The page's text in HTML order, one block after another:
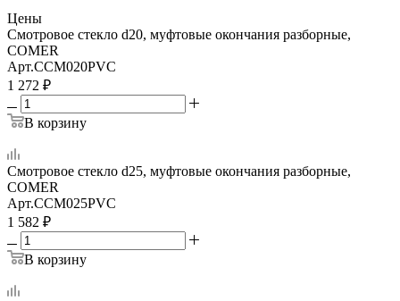
Цены
Смотровое стекло d20, муфтовые окончания разборные,
COMER
Арт.CCM020PVC
1 272 ₽
В корзину
Смотровое стекло d25, муфтовые окончания разборные,
COMER
Арт.CCM025PVC
1 582 ₽
В корзину